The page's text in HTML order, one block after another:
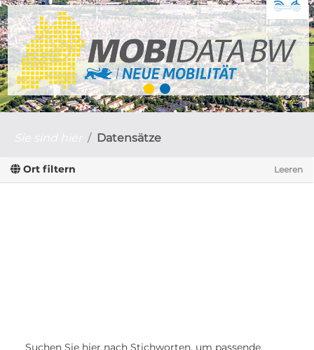
Datensätze
Ort filtern Leeren
Suchen Sie hier nach Stichworten, um passende,